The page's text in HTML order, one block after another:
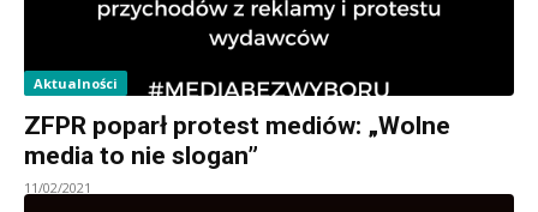
Aktualności
ZFPR poparł protest mediów: „Wolne
media to nie slogan”
11/02/2021